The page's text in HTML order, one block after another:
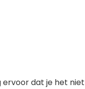
dat je het